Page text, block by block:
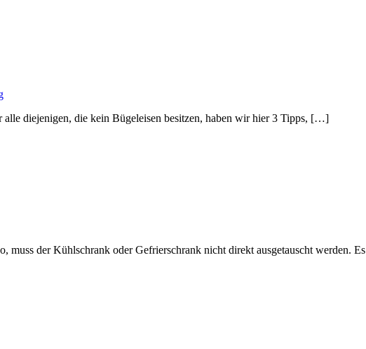
diejenigen, die kein Bügeleisen besitzen, haben wir hier 3 Tipps, […]
muss der Kühlschrank oder Gefrierschrank nicht direkt ausgetauscht werden.